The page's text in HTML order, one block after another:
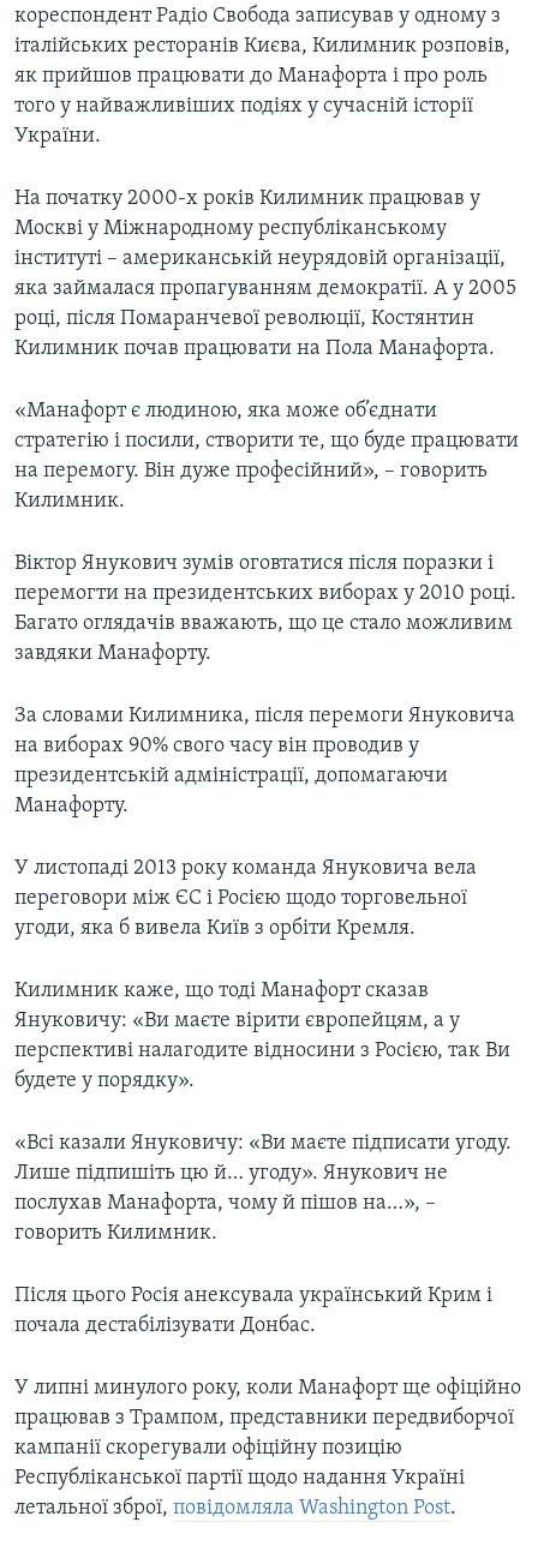
кореспондент Радіо Свобода записував у одному з
італійських ресторанів Києва, Килимник розповів,
як прийшов працювати до Манафорта і про роль
того у найважливіших подіях у сучасній історії
України.
На початку 2000-х років Килимник працював у
Москві у Міжнародному республіканському
інституті – американській неурядовій організації,
яка займалася пропагуванням демократії. А у 2005
році, після Помаранчевої революції, Костянтин
Килимник почав працювати на Пола Манафорта.
«Манафорт є людиною, яка може об’єднати
стратегію і посили, створити те, що буде працювати
на перемогу. Він дуже професійний», – говорить
Килимник.
Віктор Янукович зумів оговтатися після поразки і
перемогти на президентських виборах у 2010 році.
Багато оглядачів вважають, що це стало можливим
завдяки Манафорту.
За словами Килимника, після перемоги Януковича
на виборах 90% свого часу він проводив у
президентській адміністрації, допомагаючи
Манафорту.
У листопаді 2013 року команда Януковича вела
переговори між ЄС і Росією щодо торговельної
угоди, яка б вивела Київ з орбіти Кремля.
Килимник каже, що тоді Манафорт сказав
Януковичу: «Ви маєте вірити європейцям, а у
перспективі налагодите відносини з Росією, так Ви
будете у порядку».
«Всі казали Януковичу: «Ви маєте підписати угоду.
Лише підпишіть цю й… угоду». Янукович не
послухав Манафорта, чому й пішов на…», –
говорить Килимник.
Після цього Росія анексувала український Крим і
почала дестабілізувати Донбас.
У липні минулого року, коли Манафорт ще офіційно
працював з Трампом, представники передвиборчої
кампанії скорегували офіційну позицію
Республіканської партії щодо надання Україні
летальної зброї, повідомляла Washington Post.